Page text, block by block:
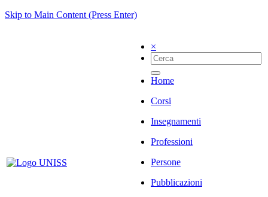
Skip to Main Content (Press Enter)
×
Home
Corsi
Insegnamenti
Professioni
Persone
Pubblicazioni